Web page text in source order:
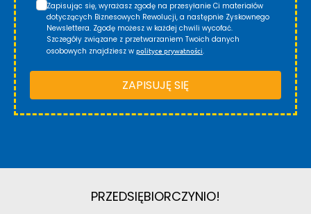
Zapisując się, wyrażasz zgodę na przesyłanie Ci materiałów
dotyczących Biznesowych Rewolucji, a następnie Zyskownego
Newslettera. Zgodę możesz w każdej chwili wycofać.
Szczegóły związane z przetwarzaniem Twoich danych
osobowych znajdziesz w polityce prywatności.
ZAPISUJĘ SIĘ
PRZEDSIĘBIORCZYNIO!